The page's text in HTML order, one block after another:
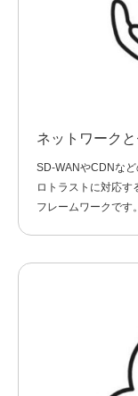
ネットワーク
SD-WANやCDNな
ロトラストに対応す
フレームワークです。